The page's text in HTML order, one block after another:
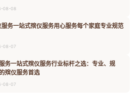
08-08
服务一站式殡仪服务用心服务每个家庭专业规范
08-07
务一站式殡仪服务行业标杆之选：专业、规
殡仪服务首选
08-07